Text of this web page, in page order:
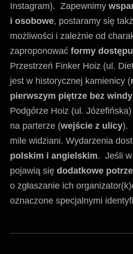
Instagram). Zapewnimy
i osobowe, postaramy się
możliwości i zależnie od
zaproponować formy
Przestrzeń Finker Hoiz (ul.
jest w historycznej kamienicy (
pierwszym piętrze bez windy
Podgórze Hoiz (ul.
na parterze (wejście z ulicy).
mile widziani. Wydarzenia
polskim i angielskim. Jeśli
pojawią się dodatkowe
o zgłaszanie ich
oznaczone specjalnymi